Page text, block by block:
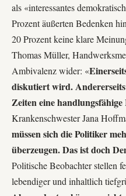
als «interessantes
Prozent äußerten Bedenken
20 Prozent keine klare
Thomas Müller,
Ambivalenz wider: «
diskutiert wird.
Zeiten eine
Krankenschwester Jana
müssen sich die Politiker
überzeugen. Das ist doch
Politische Beobachter stellen
lebendiger und inhaltlich